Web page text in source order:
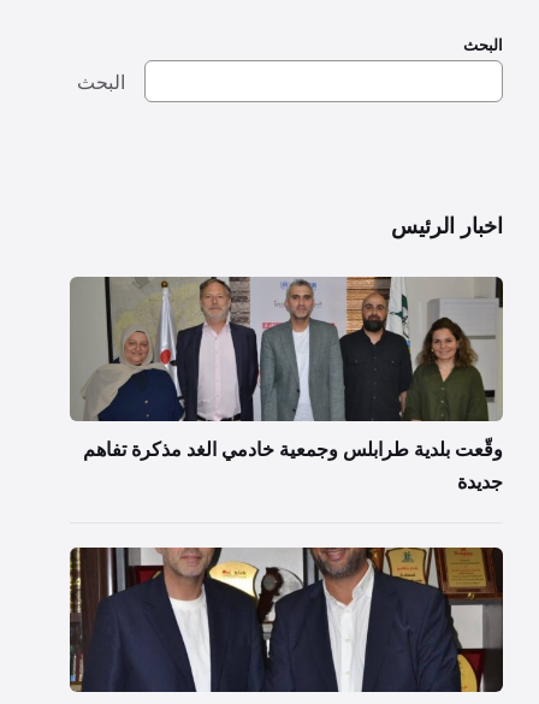
البحث
البحث
اخبار الرئيس
وقّعت بلدية طرابلس وجمعية خادمي الغد مذكرة تفاهم
جديدة